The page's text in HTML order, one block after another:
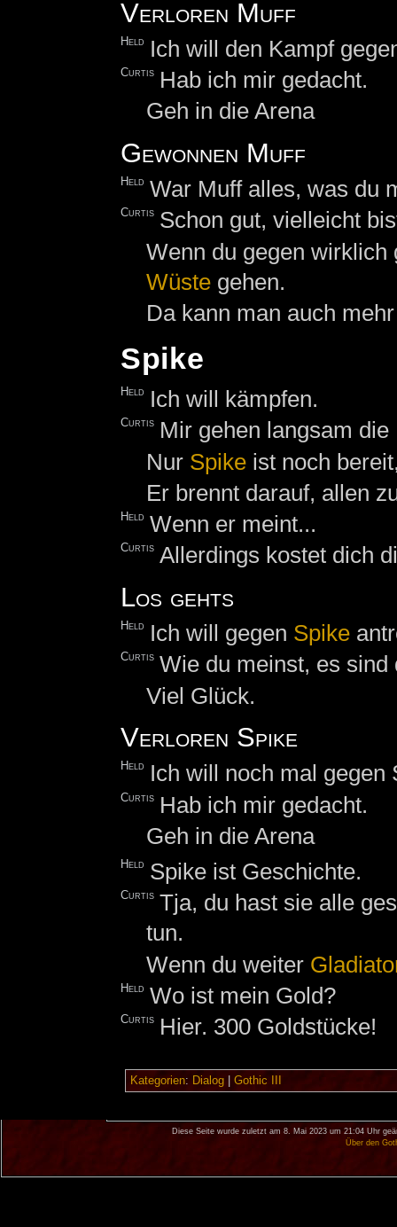
Verloren Muff
Held Ich will den Kampf
Curtis Hab ich mir gedacht.
Geh in die Arena
Gewonnen Muff
Held War Muff alles, was du
Curtis Schon gut, vielleicht
Wenn du gegen
Wüstegehen.
Da kann man auch
Spike
Held Ich will kämpfen.
Curtis Mir gehen langsam die
Nur Spikeist noch
Er brennt darauf, allen
Held Wenn er meint...
Curtis Allerdings kostet dich
Los gehts
Held Ich will gegen Spike
Curtis Wie du meinst, es sind
Viel Glück.
Verloren Spike
Held Ich will noch mal gegen
Curtis Hab ich mir gedacht.
Geh in die Arena
Held Spike ist Geschichte.
Curtis Tja, du hast sie alle
tun.
Wenn du weiter
Held Wo ist mein Gold?
Curtis Hier. 300 Goldstücke!
Kategorien: Dialog| Gothic III
Diese Seite wurde zuletzt am 8. Mai 2023 um 21:04 Uhr
Über den